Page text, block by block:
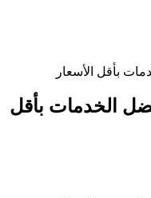
بأقل الأسعار
الخدمات بأقل